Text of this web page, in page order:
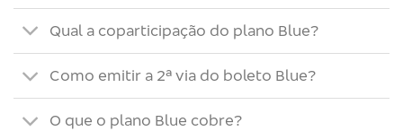
Qual a coparticipação do plano Blue?
Como emitir a 2ª via do boleto Blue?
O que o plano Blue cobre?